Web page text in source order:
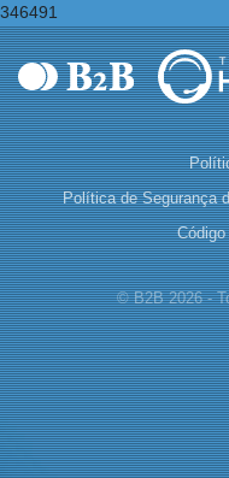
346491
Política de Segurança
© B2B 2026 -